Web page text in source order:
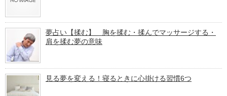
夢占い【揉む】 胸を揉む・揉んでマッサージする・
肩を揉む夢の意味
見る夢を変える！寝るときに心掛ける習慣6つ